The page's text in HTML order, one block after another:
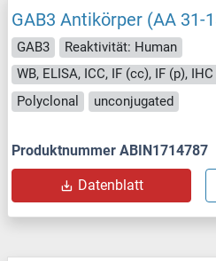
GAB3 Antikörper (AA 31-
GAB3
Reaktivität: Human
Polyclonal
unconjugated
Produktnummer ABIN1714787
Datenblatt